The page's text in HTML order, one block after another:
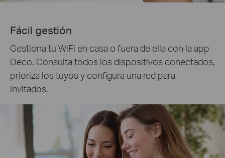
Fácil gestión
Gestiona tu WiFi en casa o fuera de ella con la app
Deco. Consulta todos los dispositivos conectados,
prioriza los tuyos y configura una red para
invitados.